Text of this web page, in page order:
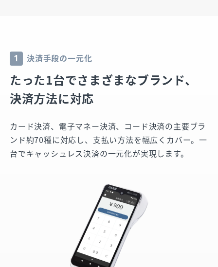
1 決済手段の一元化
たった1台でさまざまなブランド、
決済方法に対応
カード決済、電子マネー決済、コード決済の主要ブラ
ンド約70種に対応し、支払い方法を幅広くカバー。一
台でキャッシュレス決済の一元化が実現します。